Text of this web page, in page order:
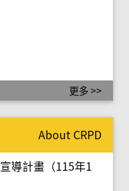
更多 >>
About CRPD
導計畫（115年1